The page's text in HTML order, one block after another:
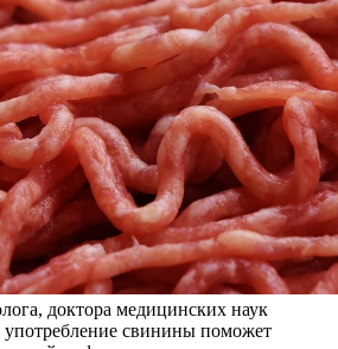
доктора медицинских наук
употребление свинины поможет